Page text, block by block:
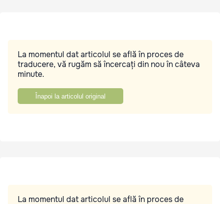
La momentul dat articolul se află în proces de
traducere, vă rugăm să încercați din nou în câteva
minute.
Înapoi la articolul original
La momentul dat articolul se află în proces de